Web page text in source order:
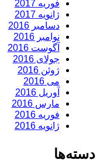
فوریه 2017
ژانویه 2017
دسامبر 2016
نوامبر 2016
آگوست 2016
جولای 2016
ژوئن 2016
می 2016
آوریل 2016
مارس 2016
فوریه 2016
ژانویه 2016
دسته‌ها